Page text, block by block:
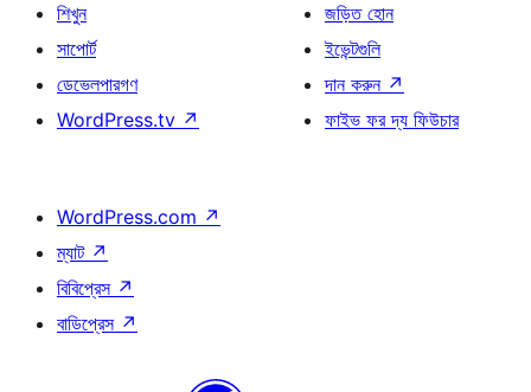
শিখুন
সাপোর্ট
ডেভেলপারগণ
WordPress.tv ↗
জড়িত হোন
ইভেন্টগুলি
দান করুন ↗
ফাইভ ফর দ্য ফিউচার
WordPress.com ↗
ম্যাট ↗
বিবিপ্রেস ↗
বাডিপ্রেস ↗